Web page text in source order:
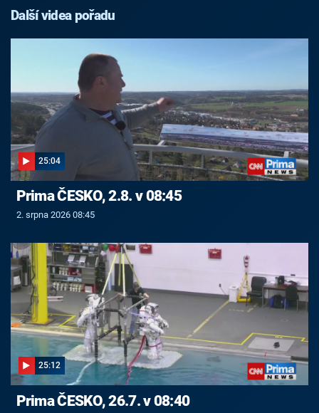
Další videa pořadu
25:04
Prima ČESKO, 2.8. v 08:45
2. srpna 2026 08:45
25:12
Prima ČESKO, 26.7. v 08:40